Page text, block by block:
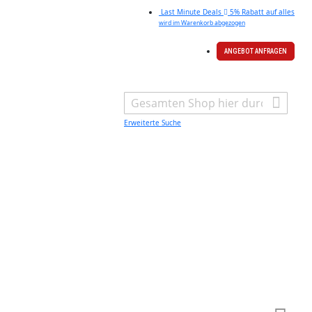
Last Minute Deals 5% Rabatt auf alles
wird im Warenkorb abgezogen
ANGEBOT ANFRAGEN
Erweiterte Suche